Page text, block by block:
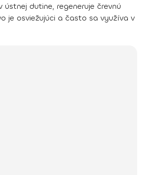
dutine, regeneruje črevnú
je osviežujúci a často sa využíva v